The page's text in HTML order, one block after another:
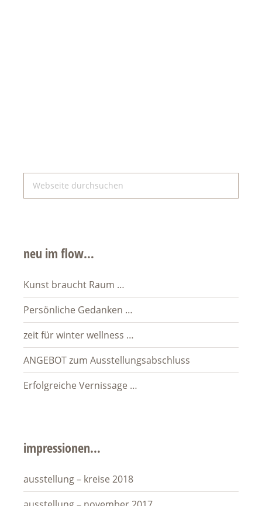
Seitenspalte
Webseite
durchsuchen
neu im flow…
Kunst braucht Raum …
Persönliche Gedanken …
zeit für winter wellness …
ANGEBOT zum Ausstellungsabschluss
Erfolgreiche Vernissage …
impressionen…
ausstellung – kreise 2018